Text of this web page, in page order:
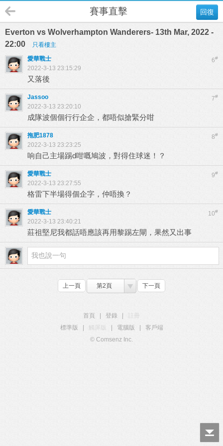
回復
賽事直擊
Everton vs Wolverhampton Wanderers- 13th Mar, 2022 -
22:00
只看樓主
6#
愛華戰士
2022-3-13 23:15:29
又落後
7#
Jassoo
2022-3-13 23:20:10
成隊波個個行行企企，都唔似搶緊分咁
8#
拖肥1878
2022-3-13 23:23:25
响自己主場踢d咁嘅鳩波，對得住球迷！？
9#
愛華戰士
2022-3-13 23:27:55
格雷下半場得個企字，仲唔換？
10#
愛華戰士
2022-3-13 23:40:21
莊祖堅尼我都話唔應該再用黎踢左閘，果然又出事
上一頁 第2頁 下一頁
首頁 登錄
標準版
觸屏版 電腦版
客戶端
© Comsenz Inc.